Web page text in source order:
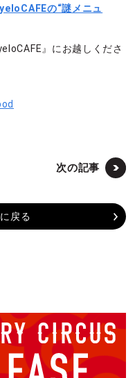
の“謎メニュ
』にお越しくださ
次の記事
戻る